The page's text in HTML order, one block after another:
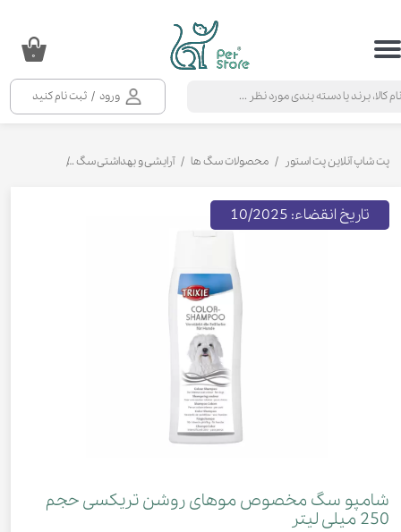
ورود / ثبت نام کنید
حساب کاربری من
خروج از حساب کاربری
۰
پت شاپ آنلاین پت استور محصولات سگ ها آرایشی و بهداشتی سگ
شامپو سگ مخصوص موهای روشن تریکسی حجم
250 میلی لیتر
تاریخ انقضاء: 10/2025